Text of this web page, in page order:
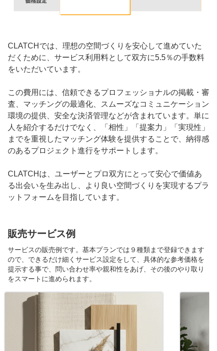
CLATCHでは、理想の空間づくりを安心して進めていた
だくために、サービス利用料として双方に5.5％の手数料
をいただいています。
この費用には、信頼できるプロフェッショナルの掲載・審
査、マッチングの最適化、スムーズなコミュニケーション
環境の提供、安全な決済管理などが含まれています。単に
人を紹介するだけでなく、「相性」「提案力」「実現性」
までを重視したマッチング体験を提供することで、納得感
のあるプロジェクト進行をサポートします。
CLATCHは、ユーザーとプロ双方にとって安心で価値あ
る出会いを生み出し、より良い空間づくりを実現するプラ
ットフォームを目指しています。
販売サービス例
サービスの販売例です。基本プランでは９種類まで登録できます
ので、できるだけ細くサービス設定をして、具体的な参考価格を
提示する事で、問い合わせ率や親和性をあげ、その後のやり取り
をスマートに進められます。